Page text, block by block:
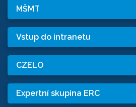
MŠMT
Vstup do intranetu
CZELO
Expertní skupina ERC